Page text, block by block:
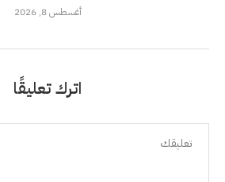
أغسطس 8, 2026
اترك تعليقًا